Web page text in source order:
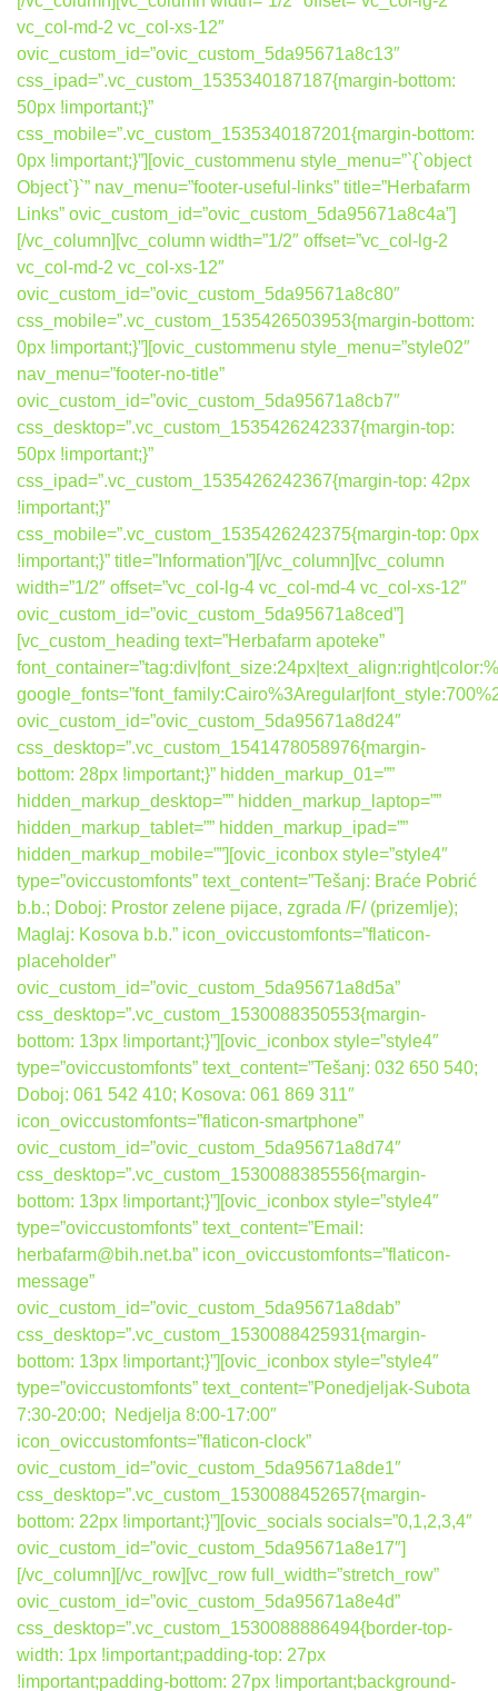
vc_col-md-2 vc_col-xs-12″
ovic_custom_id=”ovic_custom_5da95671a8c13″
css_ipad=”.vc_custom_1535340187187{margin-bottom:
50px !important;}”
css_mobile=”.vc_custom_1535340187201{margin-bottom:
0px !important;}”][ovic_custommenu style_menu=”`{`object
Object`}`” nav_menu=”footer-useful-links” title=”Herbafarm
Links” ovic_custom_id=”ovic_custom_5da95671a8c4a”]
[/vc_column][vc_column width=”1/2″ offset=”vc_col-lg-2
vc_col-md-2 vc_col-xs-12″
ovic_custom_id=”ovic_custom_5da95671a8c80″
css_mobile=”.vc_custom_1535426503953{margin-bottom:
0px !important;}”][ovic_custommenu style_menu=”style02″
nav_menu=”footer-no-title”
ovic_custom_id=”ovic_custom_5da95671a8cb7″
css_desktop=”.vc_custom_1535426242337{margin-top:
50px !important;}”
css_ipad=”.vc_custom_1535426242367{margin-top: 42px
!important;}”
css_mobile=”.vc_custom_1535426242375{margin-top: 0px
!important;}” title=”Information”][/vc_column][vc_column
width=”1/2″ offset=”vc_col-lg-4 vc_col-md-4 vc_col-xs-12″
ovic_custom_id=”ovic_custom_5da95671a8ced”]
[vc_custom_heading text=”Herbafarm apoteke”
ovic_custom_id=”ovic_custom_5da95671a8d24″
css_desktop=”.vc_custom_1541478058976{margin-
bottom: 28px !important;}” hidden_markup_01=””
hidden_markup_desktop=”” hidden_markup_laptop=””
hidden_markup_tablet=”” hidden_markup_ipad=””
hidden_markup_mobile=””][ovic_iconbox style=”style4″
type=”oviccustomfonts” text_content=”Tešanj: Braće Pobrić
b.b.; Doboj: Prostor zelene pijace, zgrada /F/ (prizemlje);
Maglaj: Kosova b.b.” icon_oviccustomfonts=”flaticon-
placeholder”
ovic_custom_id=”ovic_custom_5da95671a8d5a”
css_desktop=”.vc_custom_1530088350553{margin-
bottom: 13px !important;}”][ovic_iconbox style=”style4″
type=”oviccustomfonts” text_content=”Tešanj: 032 650 540;
Doboj: 061 542 410; Kosova: 061 869 311″
icon_oviccustomfonts=”flaticon-smartphone”
ovic_custom_id=”ovic_custom_5da95671a8d74″
css_desktop=”.vc_custom_1530088385556{margin-
bottom: 13px !important;}”][ovic_iconbox style=”style4″
type=”oviccustomfonts” text_content=”Email:
herbafarm@bih.net.ba” icon_oviccustomfonts=”flaticon-
message”
ovic_custom_id=”ovic_custom_5da95671a8dab”
css_desktop=”.vc_custom_1530088425931{margin-
bottom: 13px !important;}”][ovic_iconbox style=”style4″
type=”oviccustomfonts” text_content=”Ponedjeljak-Subota
7:30-20:00; Nedjelja 8:00-17:00″
icon_oviccustomfonts=”flaticon-clock”
ovic_custom_id=”ovic_custom_5da95671a8de1″
css_desktop=”.vc_custom_1530088452657{margin-
bottom: 22px !important;}”][ovic_socials socials=”0,1,2,3,4″
ovic_custom_id=”ovic_custom_5da95671a8e17″]
[/vc_column][/vc_row][vc_row full_width=”stretch_row”
ovic_custom_id=”ovic_custom_5da95671a8e4d”
css_desktop=”.vc_custom_1530088886494{border-top-
width: 1px !important;padding-top: 27px
!important;padding-bottom: 27px !important;background-